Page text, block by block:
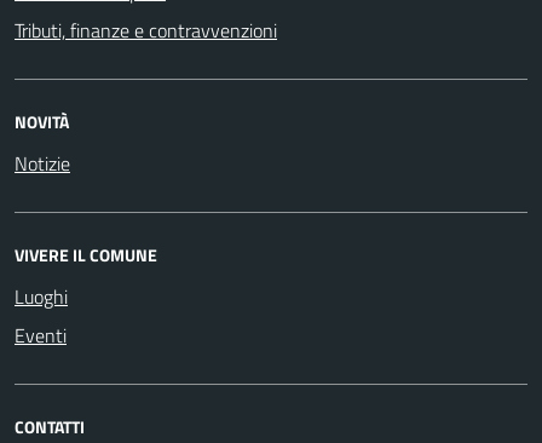
Tributi, finanze e contravvenzioni
NOVITÀ
Notizie
VIVERE IL COMUNE
Luoghi
Eventi
CONTATTI